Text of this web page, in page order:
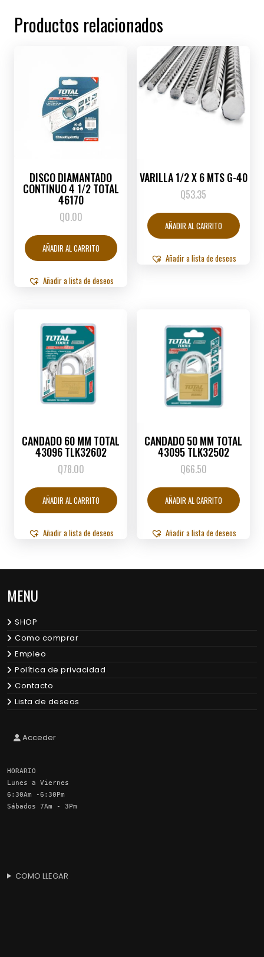
Productos relacionados
DISCO DIAMANTADO
CONTINUO 4 1/2 TOTAL
46170
Q0.00
AÑADIR AL CARRITO
Añadir a lista de deseos
VARILLA 1/2 X 6 MTS G-40
Q53.35
AÑADIR AL CARRITO
Añadir a lista de deseos
CANDADO 60 MM TOTAL
43096 TLK32602
Q78.00
AÑADIR AL CARRITO
Añadir a lista de deseos
CANDADO 50 MM TOTAL
43095 TLK32502
Q66.50
AÑADIR AL CARRITO
Añadir a lista de deseos
MENU
SHOP
Como comprar
Empleo
Política de privacidad
Contacto
Lista de deseos
Acceder
HORARIO
Lunes a Viernes
6:30Am -6:30Pm
Sábados 7Am - 3Pm
COMO LLEGAR